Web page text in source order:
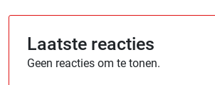
Laatste reacties
Geen reacties om te tonen.